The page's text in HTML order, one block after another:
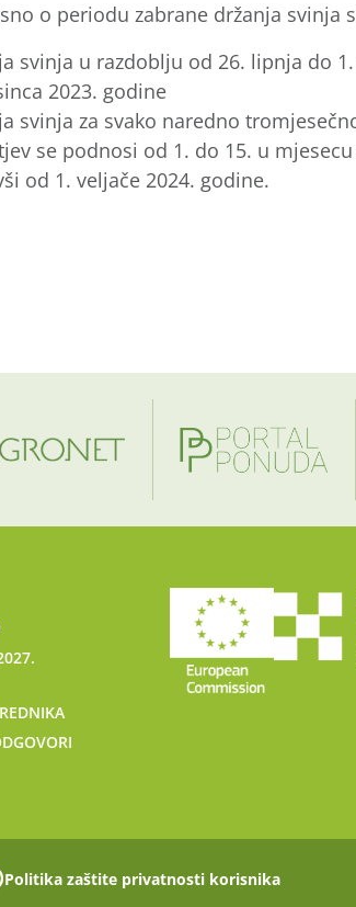
o periodu zabrane držanja svinja
svinja u razdoblju od 26. lipnja do
2023. godine
svinja za svako naredno
se podnosi od 1. do 15. u
od 1. veljače 2024. godine.
Politika zaštite privatnosti korisnika